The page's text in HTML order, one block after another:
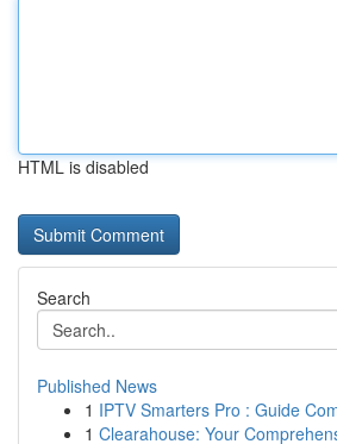
HTML is disabled
Search
Published News
1 IPTV Smarters Pro : Guide
1 Clearahouse: Your